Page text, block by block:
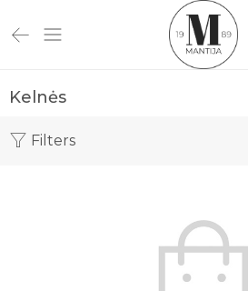
Kelnės
Filters